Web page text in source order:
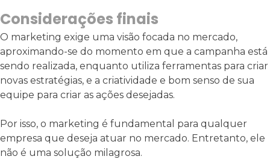
Considerações finais
O marketing exige uma visão focada no mercado,
aproximando-se do momento em que a campanha está
sendo realizada, enquanto utiliza ferramentas para criar
novas estratégias, e a criatividade e bom senso de sua
equipe para criar as ações desejadas.
Por isso, o marketing é fundamental para qualquer
empresa que deseja atuar no mercado. Entretanto, ele
não é uma solução milagrosa.